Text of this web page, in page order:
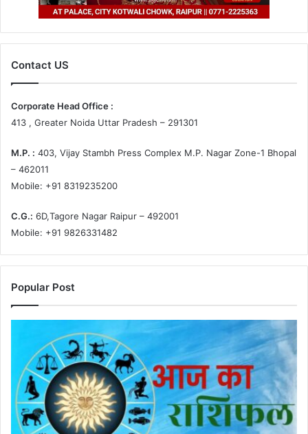
Contact US
Corporate Head Office :
413 , Greater Noida Uttar Pradesh – 291301
M.P. : 403, Vijay Stambh Press Complex M.P. Nagar Zone-1 Bhopal
– 462011
Mobile: +91 8319235200
C.G.: 6D,Tagore Nagar Raipur – 492001
Mobile: +91 9826331482
Popular Post